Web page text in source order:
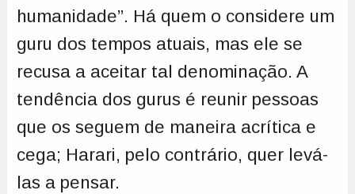
humanidade”. Há quem o considere um
guru dos tempos atuais, mas ele se
recusa a aceitar tal denominação. A
tendência dos gurus é reunir pessoas
que os seguem de maneira acrítica e
cega; Harari, pelo contrário, quer levá-
las a pensar.